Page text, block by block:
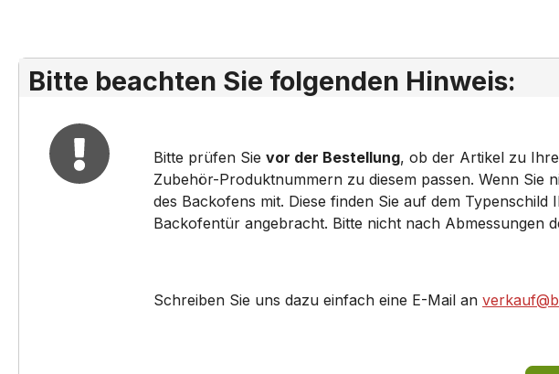
Bitte beachten Sie folgenden Hinweis:
Bitte prüfen Sie vor der Bestellung, ob der Artikel zu
Zubehör-Produktnummern zu diesem passen. Wenn Sie
des Backofens mit. Diese finden Sie auf dem
Backofentür angebracht. Bitte nicht nach Abmessungen
Schreiben Sie uns dazu einfach eine E-Mail an